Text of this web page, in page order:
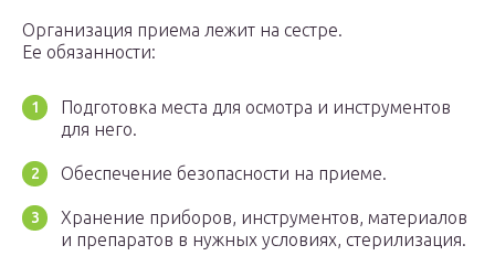
Организация приема лежит на сестре.
Ее обязанности:
Подготовка места для осмотра и инструментов
для него.
Обеспечение безопасности на приеме.
Хранение приборов, инструментов, материалов
и препаратов в нужных условиях, стерилизация.